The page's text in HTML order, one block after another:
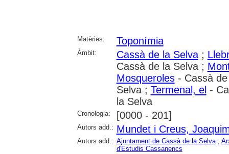
Matèries: Toponímia
Àmbit: Cassà de la Selva;
Cassà de la Selva ;
Mosqueroles- Cassà
Selva ; Termenal, el -
la Selva
Cronologia: [0000 - 201]
Autors add.: Mundet i Creus,
Autors add.: Ajuntament de Cassà de la Selva;
d'Estudis Cassanencs